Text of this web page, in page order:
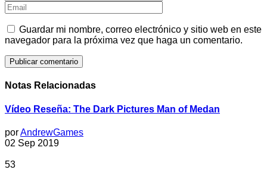
Guardar mi nombre, correo electrónico y sitio web en este
navegador para la próxima vez que haga un comentario.
Notas Relacionadas
Vídeo Reseña: The Dark Pictures Man of Medan
porAndrewGames
02 Sep 2019
53